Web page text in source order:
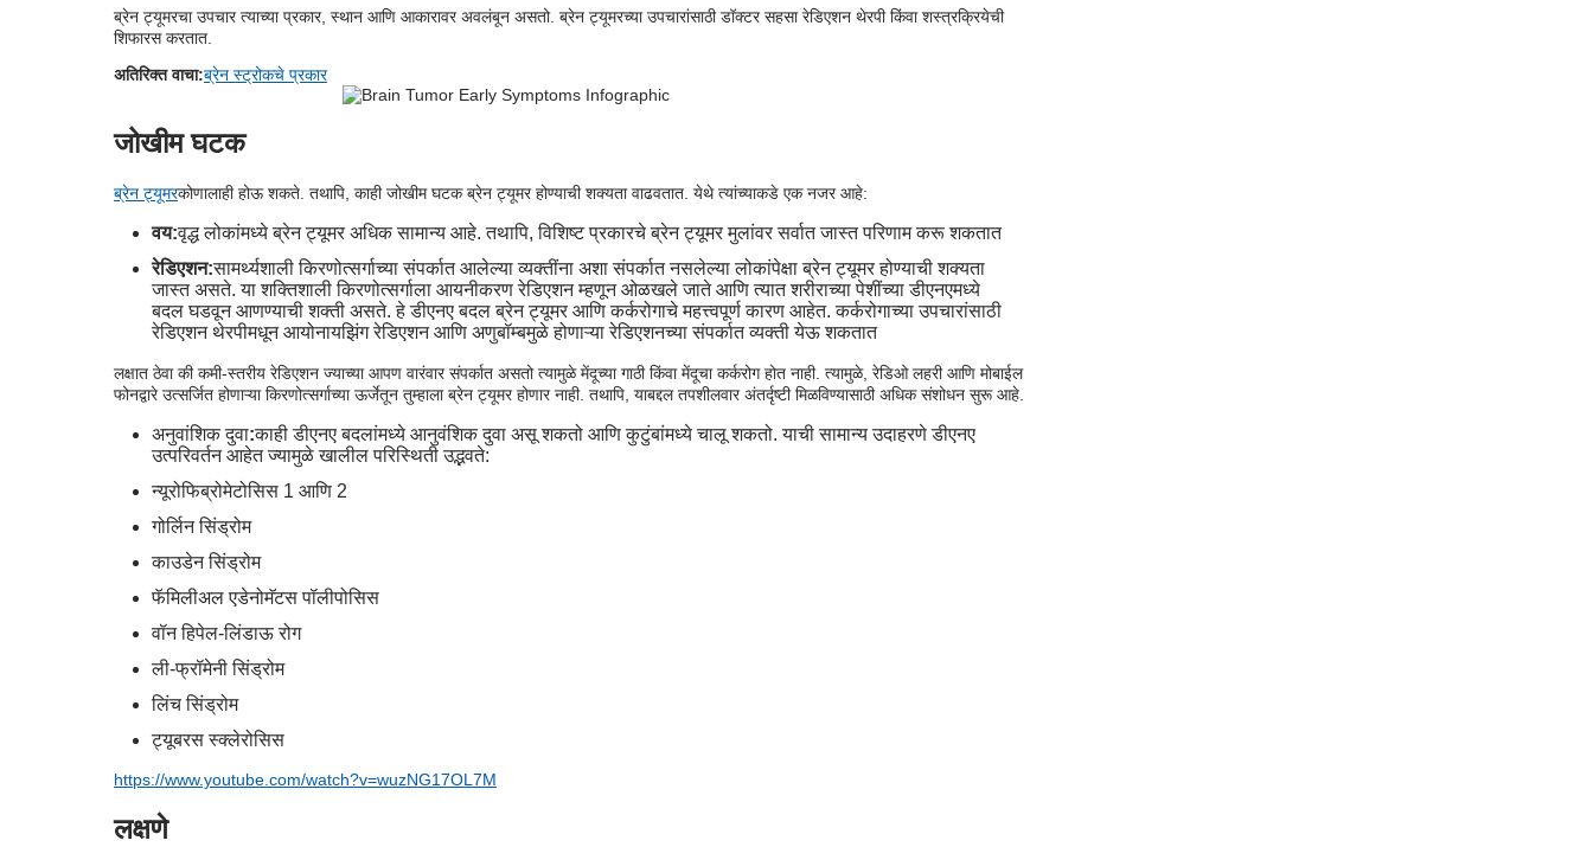
ब्रेन ट्यूमरचा उपचार त्याच्या प्रकार, स्थान आणि आकारावर अवलंबून असतो. ब्रेन ट्यूमरच्या उपचारांसाठी डॉक्टर सहसा रेडिएशन थेरपी किंवा शस्त्रक्रियेची
शिफारस करतात.
अतिरिक्त वाचा:ब्रेन स्ट्रोकचे प्रकार
जोखीम घटक
ब्रेन ट्यूमरकोणालाही होऊ शकते. तथापि, काही जोखीम घटक ब्रेन ट्यूमर होण्याची शक्यता वाढवतात. येथे त्यांच्याकडे एक नजर आहे:
वय:वृद्ध लोकांमध्ये ब्रेन ट्यूमर अधिक सामान्य आहे. तथापि, विशिष्ट प्रकारचे ब्रेन ट्यूमर मुलांवर सर्वात जास्त परिणाम करू शकतात
रेडिएशन:सामर्थ्यशाली किरणोत्सर्गाच्या संपर्कात आलेल्या व्यक्तींना अशा संपर्कात नसलेल्या लोकांपेक्षा ब्रेन ट्यूमर होण्याची शक्यता
जास्त असते. या शक्तिशाली किरणोत्सर्गाला आयनीकरण रेडिएशन म्हणून ओळखले जाते आणि त्यात शरीराच्या पेशींच्या डीएनएमध्ये
बदल घडवून आणण्याची शक्ती असते. हे डीएनए बदल ब्रेन ट्यूमर आणि कर्करोगाचे महत्त्वपूर्ण कारण आहेत. कर्करोगाच्या उपचारांसाठी
रेडिएशन थेरपीमधून आयोनायझिंग रेडिएशन आणि अणुबॉम्बमुळे होणाऱ्या रेडिएशनच्या संपर्कात व्यक्ती येऊ शकतात
लक्षात ठेवा की कमी-स्तरीय रेडिएशन ज्याच्या आपण वारंवार संपर्कात असतो त्यामुळे मेंदूच्या गाठी किंवा मेंदूचा कर्करोग होत नाही. त्यामुळे, रेडिओ लहरी आणि मोबाईल
फोनद्वारे उत्सर्जित होणाऱ्या किरणोत्सर्गाच्या ऊर्जेतून तुम्हाला ब्रेन ट्यूमर होणार नाही. तथापि, याबद्दल तपशीलवार अंतर्दृष्टी मिळविण्यासाठी अधिक संशोधन सुरू आहे.
अनुवांशिक दुवा:काही डीएनए बदलांमध्ये आनुवंशिक दुवा असू शकतो आणि कुटुंबांमध्ये चालू शकतो. याची सामान्य उदाहरणे डीएनए
उत्परिवर्तन आहेत ज्यामुळे खालील परिस्थिती उद्भवते:
न्यूरोफिब्रोमेटोसिस 1 आणि 2
गोर्लिन सिंड्रोम
काउडेन सिंड्रोम
फॅमिलीअल एडेनोमॅटस पॉलीपोसिस
वॉन हिपेल-लिंडाऊ रोग
ली-फ्रॉमेनी सिंड्रोम
लिंच सिंड्रोम
ट्यूबरस स्क्लेरोसिस
https://www.youtube.com/watch?v=wuzNG17OL7M
लक्षणे